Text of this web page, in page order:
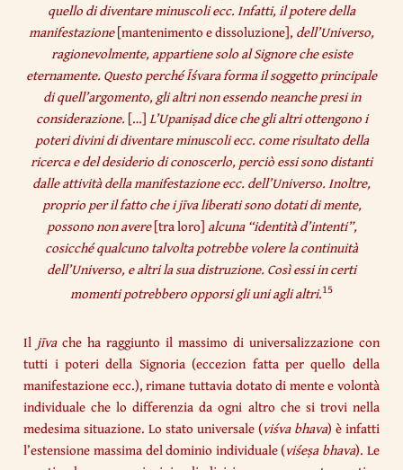
quello di diventare minuscoli ecc. Infatti, il potere della
manifestazione[mantenimento e dissoluzione], dell’Universo,
ragionevolmente, appartiene solo al Signore che esiste
eternamente. Questo perché Īśvara forma il soggetto principale
di quell’argomento, gli altri non essendo neanche presi in
considerazione. […]L’Upaniṣad dice che gli altri ottengono i
poteri divini di diventare minuscoli ecc. come risultato della
ricerca e del desiderio di conoscerlo, perciò essi sono distanti
dalle attività della manifestazione ecc. dell’Universo. Inoltre,
proprio per il fatto che i jīva liberati sono dotati di mente,
possono non avere[tra loro] alcuna “identità d’intenti”,
cosicché qualcuno talvolta potrebbe volere la continuità
dell’Universo, e altri la sua distruzione. Così essi in certi
momenti potrebbero opporsi gli uni agli altri.15
Il jīvache ha raggiunto il massimo di universalizzazione con
tutti i poteri della Signoria (eccezion fatta per quello della
manifestazione ecc.), rimane tuttavia dotato di mente e volontà
individuale che lo differenzia da ogni altro che si trovi nella
medesima situazione. Lo stato universale (viśva bhava) è infatti
l’estensione massima del dominio individuale (viśeṣa bhava). Le